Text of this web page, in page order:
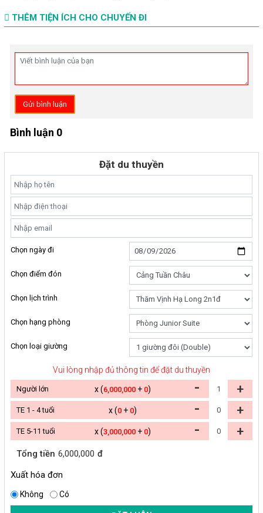
THÊM TIỆN ÍCH CHO CHUYẾN ĐI
Gửi bình luận
Bình luận 0
Đặt du thuyền
Chọn ngày đi
Chọn điểm đón
Chọn lịch trình
Chọn hạng phòng
Chọn loại giường
Vui lòng nhập đủ thông tin để đặt du thuyền
Người lớn x (6,000,000+ 0) - +
TE 1 - 4 tuổi x (0+ 0) - +
TE 5-11 tuổi x (3,000,000+ 0) - +
Tổng tiền 6,000,000 đ
Xuất hóa đơn
Không Có